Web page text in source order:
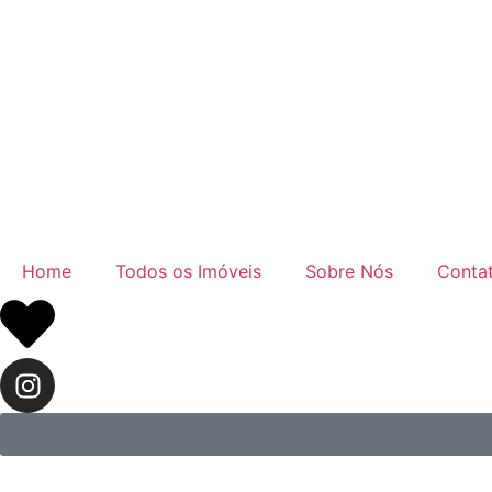
Home Todos os Imóveis Sobre Nós